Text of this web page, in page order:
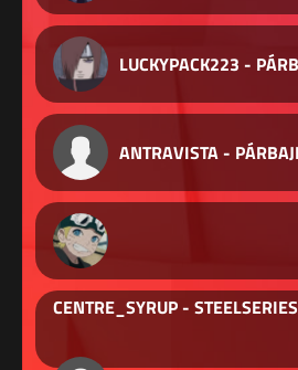
LUCKYPACK223 -
ANTRAVISTA -
CENTRE_SYRUP -